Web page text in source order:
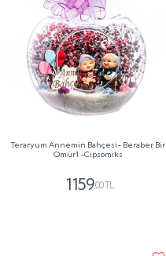
Teraryum Annemin Bahçesi- Beraber Bir
Ömür1 -Cipsomiks
1159,00 TL